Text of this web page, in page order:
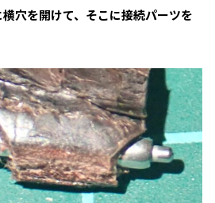
穴を開けて、そこに接続パーツを